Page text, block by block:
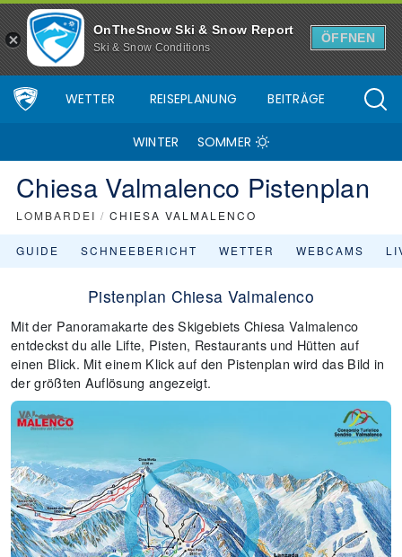
OnTheSnow Ski & Snow Report
Ski & Snow Conditions
ÖFFNEN
WETTER REISEPLANUNG BEITRÄGE
WINTER SOMMER
Chiesa Valmalenco Pistenplan
LOMBARDEI / CHIESA VALMALENCO
GUIDE SCHNEEBERICHT WETTER WEBCAMS
Pistenplan Chiesa Valmalenco
Mit der Panoramakarte des Skigebiets Chiesa Valmalenco
entdeckst du alle Lifte, Pisten, Restaurants und Hütten auf
einen Blick. Mit einem Klick auf den Pistenplan wird das Bild in
der größten Auflösung angezeigt.